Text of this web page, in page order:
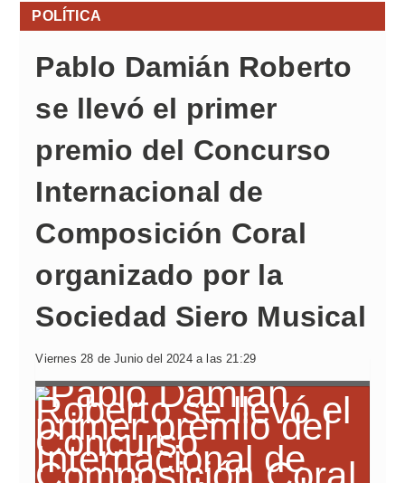
POLÍTICA
Pablo Damián Roberto
se llevó el primer
premio del Concurso
Internacional de
Composición Coral
organizado por la
Sociedad Siero Musical
Viernes 28 de Junio del 2024 a las 21:29